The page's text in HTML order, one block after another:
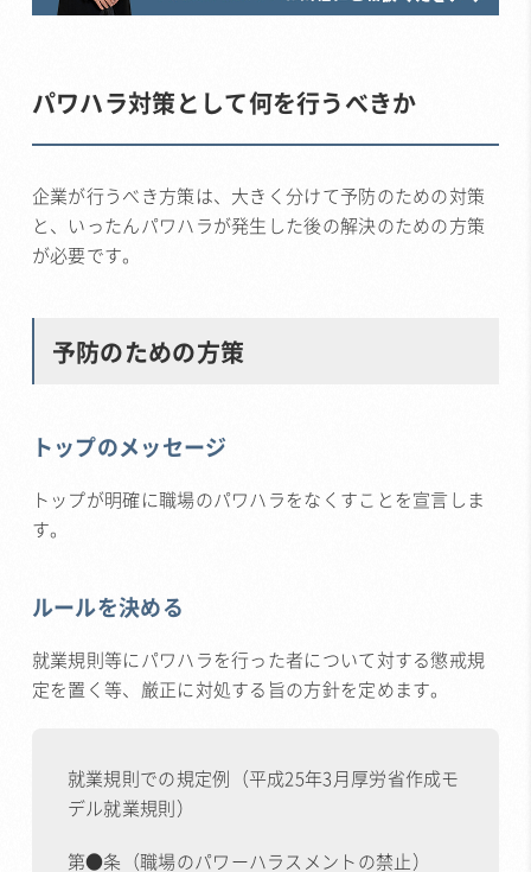
パワハラ対策として何を行うべきか
企業が行うべき方策は、大きく分けて予防のための対策
と、いったんパワハラが発生した後の解決のための方策
が必要です。
予防のための方策
トップのメッセージ
トップが明確に職場のパワハラをなくすことを宣言しま
す。
ルールを決める
就業規則等にパワハラを行った者について対する懲戒規
定を置く等、厳正に対処する旨の方針を定めます。
就業規則での規定例（平成25年3月厚労省作成モ
デル就業規則）
第●条（職場のパワーハラスメントの禁止）